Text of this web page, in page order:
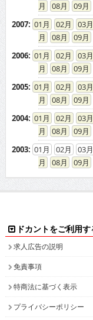
08
09
2007: 01 02 03
08
09
2006: 01 02 03
08
09
2005: 01 02 03
08
09
2004: 01 02 03
08
09
2003: 01 02 03
08
09
ドカントをご利用
求人広告の説明
免責事項
特商法に基づく表示
プライバシーポリシー